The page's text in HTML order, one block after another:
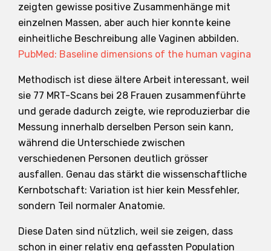
zeigten gewisse positive Zusammenhänge mit
einzelnen Massen, aber auch hier konnte keine
einheitliche Beschreibung alle Vaginen abbilden.
PubMed: Baseline dimensions of the human vagina
Methodisch ist diese ältere Arbeit interessant, weil
sie 77 MRT-Scans bei 28 Frauen zusammenführte
und gerade dadurch zeigte, wie reproduzierbar die
Messung innerhalb derselben Person sein kann,
während die Unterschiede zwischen
verschiedenen Personen deutlich grösser
ausfallen. Genau das stärkt die wissenschaftliche
Kernbotschaft: Variation ist hier kein Messfehler,
sondern Teil normaler Anatomie.
Diese Daten sind nützlich, weil sie zeigen, dass
schon in einer relativ eng gefassten Population